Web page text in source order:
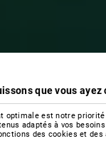
que vous ayez
optimale est notre
adaptés à vos
des cookies et des